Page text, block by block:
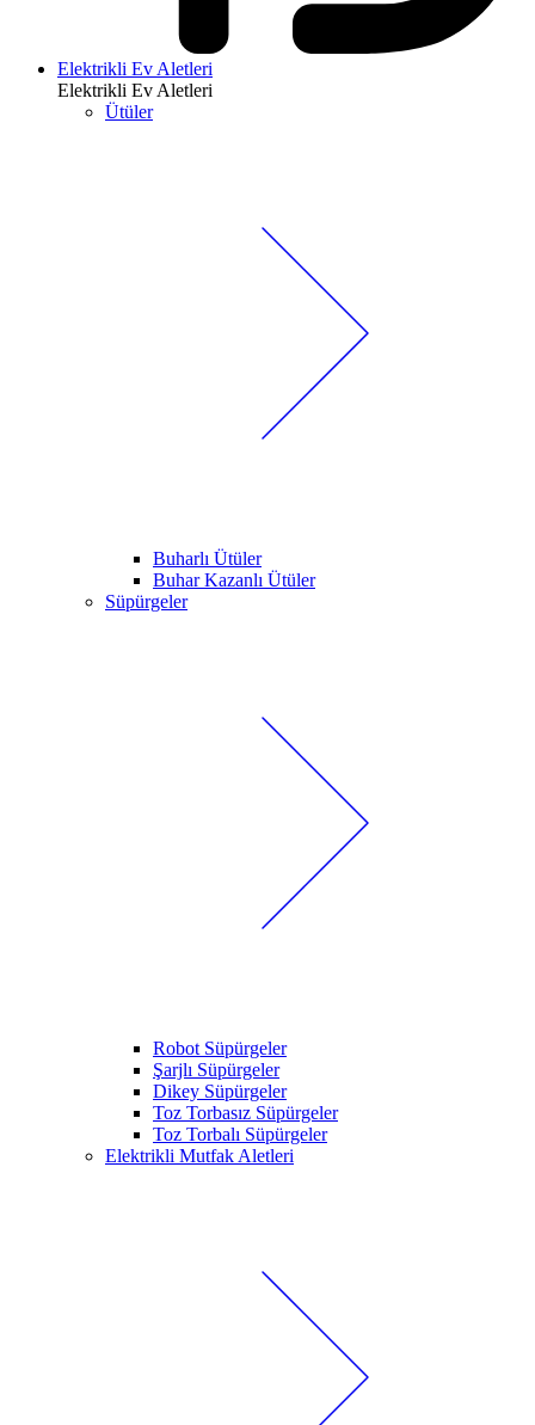
Elektrikli Ev Aletleri
Elektrikli Ev Aletleri
Ütüler
Buharlı Ütüler
Buhar Kazanlı Ütüler
Süpürgeler
Robot Süpürgeler
Şarjlı Süpürgeler
Dikey Süpürgeler
Toz Torbasız Süpürgeler
Toz Torbalı Süpürgeler
Elektrikli Mutfak Aletleri